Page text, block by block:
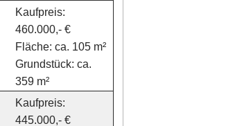
Kaufpreis:
460.000,- €
Fläche: ca. 105 m²
Grundstück: ca.
359 m²
Kaufpreis:
445.000,- €